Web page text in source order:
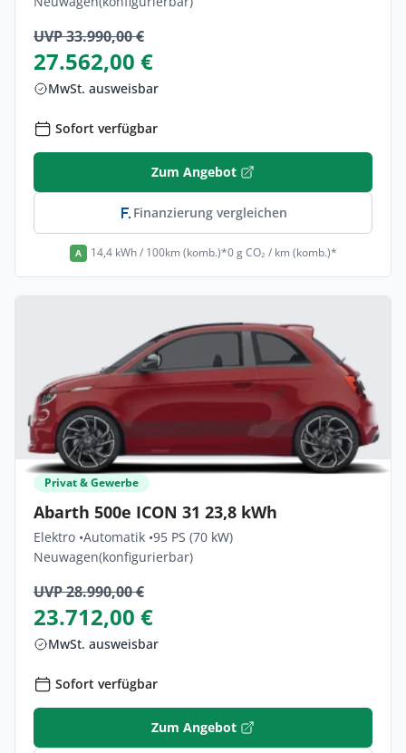
UVP 33.990,00 €
27.562,00 €
MwSt. ausweisbar
Sofort verfügbar
Zum Angebot
Finanzierung vergleichen
A 14,4 kWh / 100km (komb.)*0 g CO₂ / km (komb.)*
Privat & Gewerbe
Abarth 500e ICON 31 23,8 kWh
Elektro •Automatik •95 PS (70 kW)
Neuwagen(konfigurierbar)
UVP 28.990,00 €
23.712,00 €
MwSt. ausweisbar
Sofort verfügbar
Zum Angebot